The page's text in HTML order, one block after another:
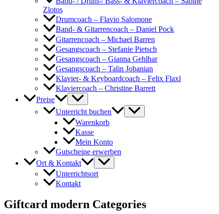
Zlotos
Drumcoach – Flavio Salomone
Band- & Gitarrencoach – Daniel Pock
Gitarrencoach – Michael Barren
Gesangscoach – Stefanie Pietsch
Gesangscoach – Gianna Gehlhar
Gesangscoach – Talin Jobanian
Klavier- & Keyboardcoach – Felix Flaxl
Klaviercoach – Christine Barrett
Preise
Unterricht buchen
Warenkorb
Kasse
Mein Konto
Gutscheine erwerben
Ort & Kontakt
Unterrichtsort
Kontakt
Giftcard modern Categories